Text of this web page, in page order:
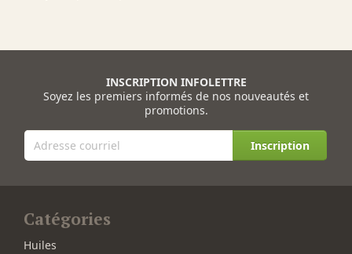
INSCRIPTION INFOLETTRE
Soyez les premiers informés de nos nouveautés et
promotions.
Inscription
Catégories
Huiles